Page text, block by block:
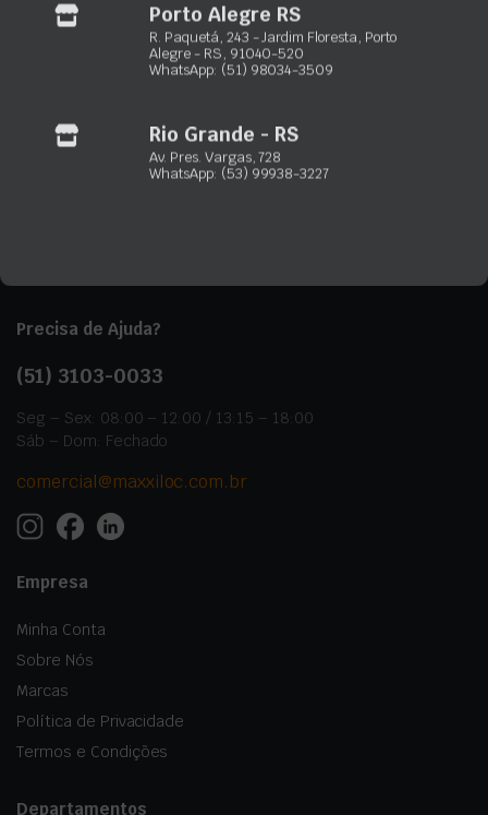
Capão da Canoa – RS:Estrada RS-407, 1878 – Santa Luzia
(51) 3502-6676
(51) 99851-1396
Gravataí – RS:
(51) 3933-6996
(51) 98964-4177
Precisa de Ajuda?
(51) 3103-0033
Seg – Sex: 08:00 – 12:00 / 13:15 – 18:00
Sáb – Dom: Fechado
comercial@maxxiloc.com.br
Empresa
Minha Conta
Sobre Nós
Marcas
Política de Privacidade
Termos e Condições
Departamentos
Porto Alegre RS
R. Paquetá, 243 - Jardim Floresta, Porto
Alegre - RS, 91040-520
WhatsApp: (51) 98034-3509
Rio Grande - RS
Av. Pres. Vargas, 728
WhatsApp: (53) 99938-3227